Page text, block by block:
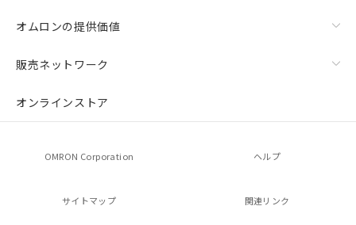
オムロンの提供価値
販売ネットワーク
オンラインストア
OMRON Corporation ヘルプ
サイトマップ 関連リンク